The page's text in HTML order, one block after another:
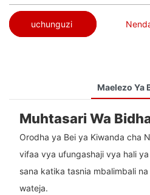
uchunguzi
Maelezo Ya
Muhtasari Wa
Orodha ya Bei ya Kiwanda cha
vifaa vya ufungashaji vya hali
sana katika tasnia mbalimbali
wateja.